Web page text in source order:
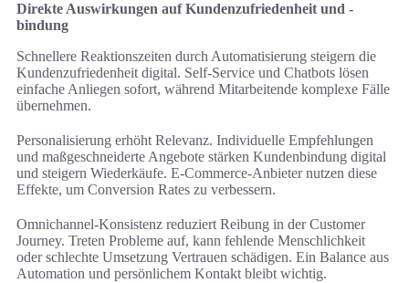
Direkte Auswirkungen auf Kundenzufriedenheit und -
bindung
Schnellere Reaktionszeiten durch Automatisierung steigern die
Kundenzufriedenheit digital. Self‑Service und Chatbots lösen
einfache Anliegen sofort, während Mitarbeitende komplexe Fälle
übernehmen.
Personalisierung erhöht Relevanz. Individuelle Empfehlungen
und maßgeschneiderte Angebote stärken Kundenbindung digital
und steigern Wiederkäufe. E‑Commerce‑Anbieter nutzen diese
Effekte, um Conversion Rates zu verbessern.
Omnichannel‑Konsistenz reduziert Reibung in der Customer
Journey. Treten Probleme auf, kann fehlende Menschlichkeit
oder schlechte Umsetzung Vertrauen schädigen. Ein Balance aus
Automation und persönlichem Kontakt bleibt wichtig.